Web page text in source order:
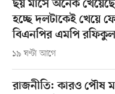
ছয় মাসে অনেক
হচ্ছে দলটাকেই খেয়ে
বিএনপির এমপি
১৯ ঘণ্টা আগে
রাজনীতি: কারও পৌষ